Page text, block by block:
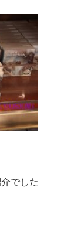
でした